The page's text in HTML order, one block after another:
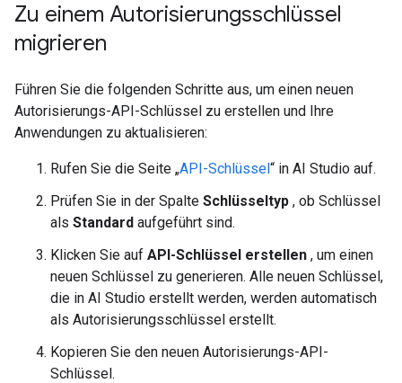
Zu einem Autorisierungsschlüssel
migrieren
Führen Sie die folgenden Schritte aus, um einen neuen
Autorisierungs-API-Schlüssel zu erstellen und Ihre
Anwendungen zu aktualisieren:
Rufen Sie die Seite „API-Schlüssel“ in AI Studio auf.
Prüfen Sie in der Spalte Schlüsseltyp , ob Schlüssel
als Standard aufgeführt sind.
Klicken Sie auf API-Schlüssel erstellen , um einen
neuen Schlüssel zu generieren. Alle neuen Schlüssel,
die in AI Studio erstellt werden, werden automatisch
als Autorisierungsschlüssel erstellt.
Kopieren Sie den neuen Autorisierungs-API-
Schlüssel.